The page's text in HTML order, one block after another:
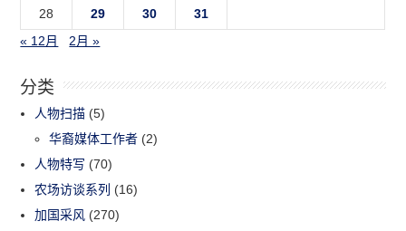
28 29 30
31
« 12月
2月 »
分类
人物扫描 (5)
华裔媒体工作者 (2)
人物特写 (70)
农场访谈系列 (16)
加国采风 (270)